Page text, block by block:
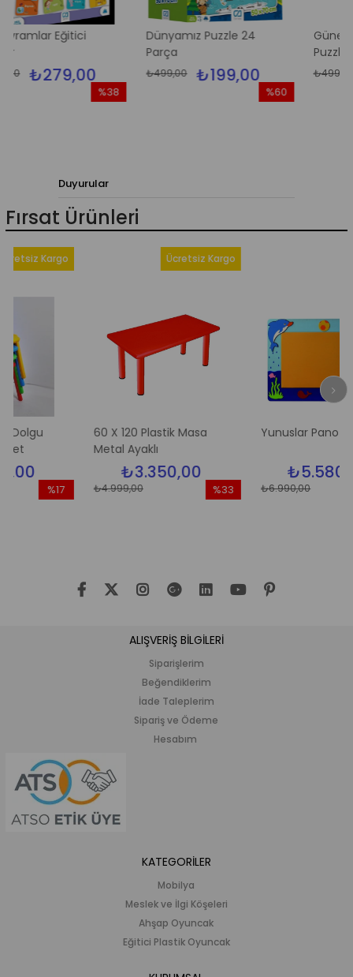
Dünyamız Puzzle 24
₺199,00
₺499,00
Güneş Sistemi
₺499,00
Duyurular
Fırsat Ürünleri
Kargo
60 X 120 Plastik Masa
Metal Ayaklı
₺3.350,00
₺4.999,00
Ücretsiz Kargo
Yunuslar Pano
₺5.580,00
₺6.990,00
ALIŞVERİŞ BİLGİLERİ
Siparişlerim
Beğendiklerim
İade Taleplerim
Sipariş ve Ödeme
Hesabım
KATEGORİLER
Mobilya
Meslek ve İlgi Köşeleri
Ahşap Oyuncak
Eğitici Plastik Oyuncak